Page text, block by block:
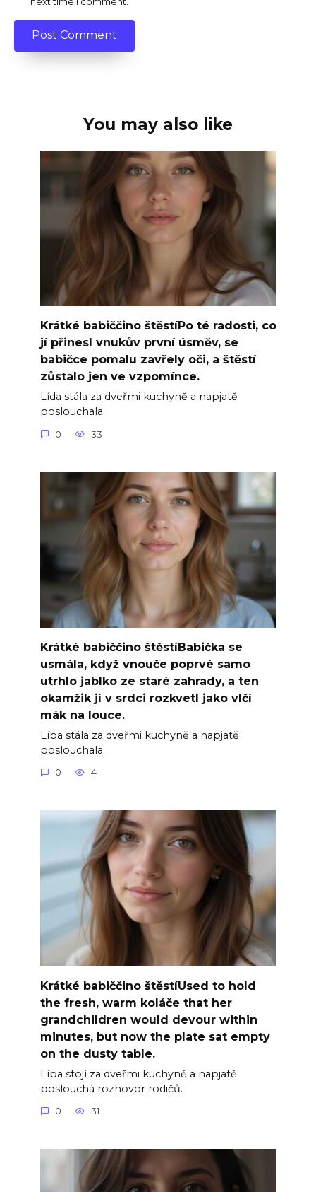
You may also like
Krátké babiččino štěstíPo té radosti, co
jí přinesl vnukův první úsměv, se
babičce pomalu zavřely oči, a štěstí
zůstalo jen ve vzpomínce.
Lída stála za dveřmi kuchyně a napjatě
poslouchala
0 33
Krátké babiččino štěstíBabička se
usmála, když vnouče poprvé samo
utrhlo jablko ze staré zahrady, a ten
okamžik jí v srdci rozkvetl jako vlčí
mák na louce.
Líba stála za dveřmi kuchyně a napjatě
poslouchala
0 4
Krátké babiččino štěstíUsed to hold
the fresh, warm koláče that her
grandchildren would devour within
minutes, but now the plate sat empty
on the dusty table.
Líba stojí za dveřmi kuchyně a napjatě
poslouchá rozhovor rodičů.
0 31